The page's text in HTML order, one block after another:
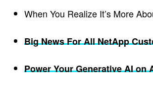
When You Realize It’s More
Big News For All NetApp
Power Your Generative AI on